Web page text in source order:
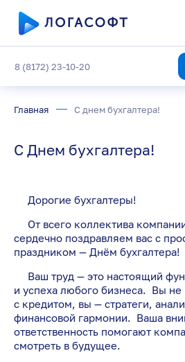
8 (8172) 23-10-20
Главная С днем бухгалтера!
С Днем бухгалтера!
Дорогие бухгалтеры!
От всего коллектива
сердечно поздравляем вас с
праздником — Днём бухгалтера!
Ваш труд — это настоящий
и успеха любого бизнеса. Вы не
с кредитом, вы — стратеги,
финансовой гармонии. Ваша
ответственность помогают
смотреть в будущее.